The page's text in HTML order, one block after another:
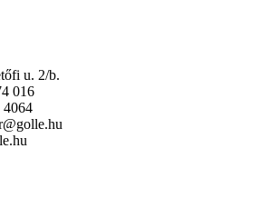
u. 2/b.
016
4064